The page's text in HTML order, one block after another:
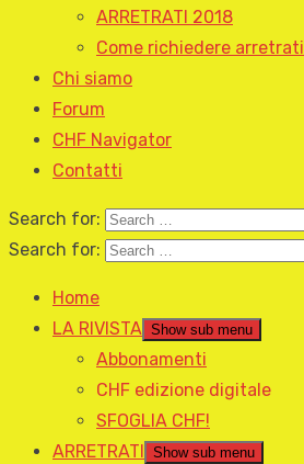
ARRETRATI 2018
Come richiedere arretrati
Chi siamo
Forum
CHF Navigator
Contatti
Search for:
Search for:
Home
LA RIVISTA Show sub menu
Abbonamenti
CHF edizione digitale
SFOGLIA CHF!
ARRETRATI
Show sub menu